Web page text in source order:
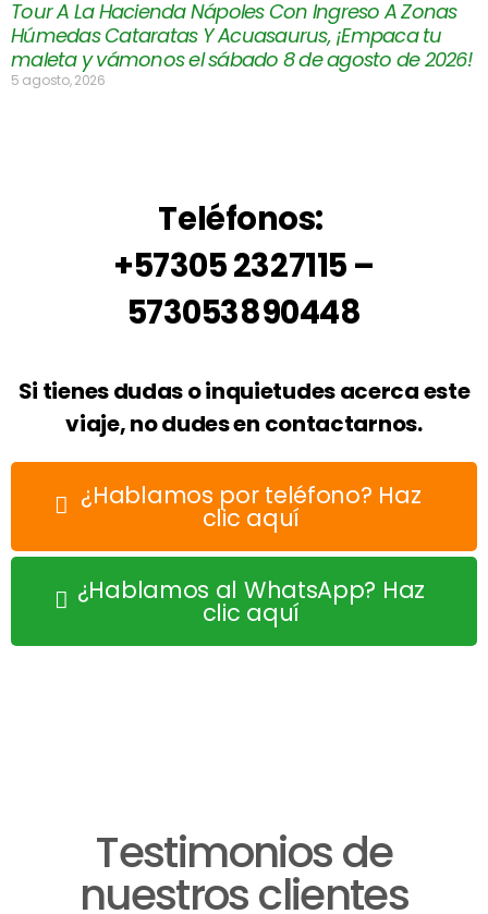
Tour A La Hacienda Nápoles Con Ingreso A Zonas
Húmedas Cataratas Y Acuasaurus, ¡Empaca tu
maleta y vámonos el sábado 8 de agosto de 2026!
5 agosto, 2026
Teléfonos:
+57305 2327115 –
573053890448
Si tienes dudas o inquietudes acerca este
viaje, no dudes en contactarnos.
¿Hablamos por teléfono? Haz
clic aquí
¿Hablamos al WhatsApp? Haz
clic aquí
Testimonios de
nuestros clientes